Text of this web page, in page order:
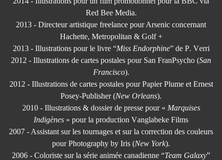
Red Bee Media.
2013 - Directeur artistique freelance pour Arsenic concernant
Hachette, Metropolitan & Golf +
2013 - Illustrations pour le livre “Miss Endorphine” de P. Verri
2012 - Illustrations de cartes postales pour San FranPsycho (San
Francisco).
2012 - Illustrations de cartes postales pour Papier Plume et Ernest
Posey-Publisher (New Orleans).
2010 - Illustrations & dossier de presse pour « Marquises
Indigènes » pour la production Vanglabeke Films
2007 - Assistant sur les tournages et sur la correction des couleurs
pour Photography by Iris (New York).
2006 - Coloriste sur la série animée canadienne “Team Galaxy”